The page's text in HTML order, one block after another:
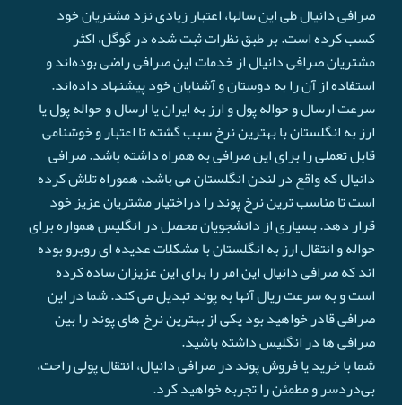
صرافی دانیال طی این سالها، اعتبار زیادی نزد مشتریان خود
کسب کرده است. بر طبق نظرات ثبت شده در گوگل، اکثر
مشتریان صرافی دانیال از خدمات این صرافی راضی بوده‌اند و
استفاده از آن را به دوستان و آشنایان خود پیشنهاد داده‌اند.
سرعت ارسال و حواله پول و ارز به ایران یا ارسال و حواله پول یا
ارز به انگلستان با بهترین نرخ سبب گشته تا اعتبار و خوشنامی
قابل تعملی را برای این صرافی به همراه داشته باشد. صرافی
دانیال که واقع در لندن انگلستان می باشد، هموراه تلاش کرده
است تا مناسب ترین نرخ پوند را دراختیار مشتریان عزیز خود
قرار دهد. بسیاری از دانشجویان محصل در انگلیس همواره برای
حواله و انتقال ارز به انگلستان با مشکلات عدیده ای روبرو بوده
اند که صرافی دانیال این امر را برای این عزیزان ساده کرده
است و به سرعت ريال آنها به پوند تبدیل می کند. شما در این
صرافی قادر خواهید بود یکی از بهترین نرخ های پوند را بین
صرافی ها در انگلیس داشته باشید.
شما با خرید یا فروش پوند در صرافی دانیال، انتقال پولی راحت،
بی‌دردسر و مطمئن را تجربه خواهید کرد.